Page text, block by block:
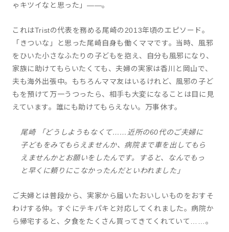
ゃキツイなと思った」——。
これはTristの代表を務める尾崎の2013年頃のエピソード。
「きついな」と思った尾崎自身も働くママです。当時、風邪
をひいた小さなふたりの子どもを抱え、自分も風邪になり、
家族に助けてもらいたくても、夫婦の実家は香川と岡山で、
夫も海外出張中。もちろんママ友はいるけれど、風邪の子ど
もを預けて万一うつったら、相手も大変になることは目に見
えています。誰にも助けてもらえない。万事休す。
尾崎 「どうしようもなくて……近所の60代のご夫婦に
子どもをみてもらえませんか、病院まで車を出してもら
えませんかとお願いをしたんです。すると、なんでもっ
と早くに頼りにこなかったんだといわれました」
ご夫婦とは普段から、実家から届いたおいしいものをおすそ
わけする仲。すぐにテキパキと対応してくれました。病院か
ら帰宅すると、夕食をたくさん買ってきてくれていて……。